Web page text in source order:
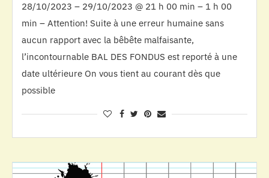
28/10/2023 – 29/10/2023 @ 21 h 00 min – 1 h 00
min – Attention! Suite à une erreur humaine sans
aucun rapport avec la bêbête malfaisante,
l’incontournable BAL DES FONDUS est reporté à une
date ultérieure On vous tient au courant dès que
possible